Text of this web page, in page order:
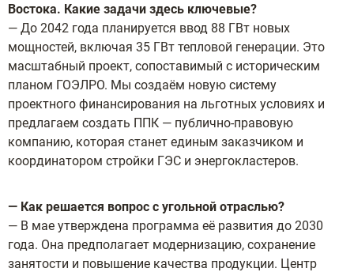
Востока. Какие задачи здесь ключевые?
— До 2042 года планируется ввод 88 ГВт новых
мощностей, включая 35 ГВт тепловой генерации. Это
масштабный проект, сопоставимый с историческим
планом ГОЭЛРО. Мы создаём новую систему
проектного финансирования на льготных условиях и
предлагаем создать ППК — публично-правовую
компанию, которая станет единым заказчиком и
координатором стройки ГЭС и энергокластеров.
— Как решается вопрос с угольной отраслью?
— В мае утверждена программа её развития до 2030
года. Она предполагает модернизацию, сохранение
занятости и повышение качества продукции. Центр